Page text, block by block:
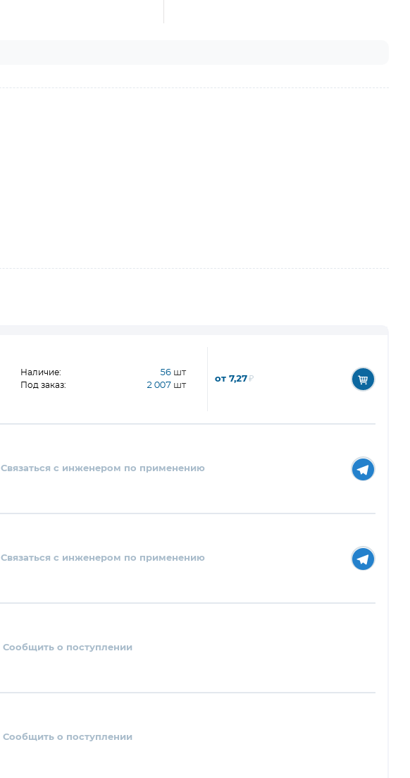
Наличие: 56 шт
Под заказ: 2 007 шт
от 7,27₽
Связаться с инженером по применению
Связаться с инженером по применению
Сообщить о поступлении
Сообщить о поступлении